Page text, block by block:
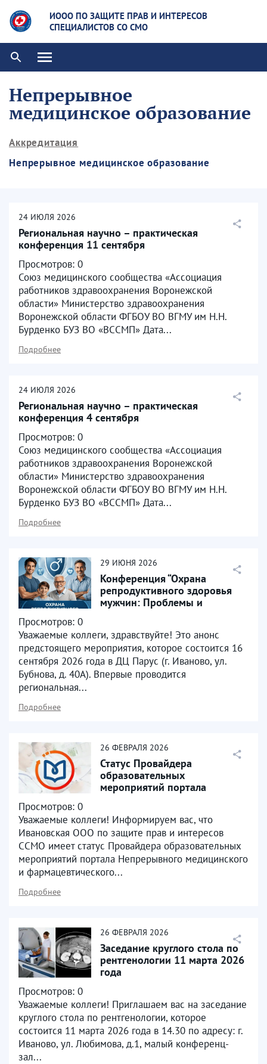
ИООО ПО ЗАЩИТЕ ПРАВ И ИНТЕРЕСОВ
СПЕЦИАЛИСТОВ СО СМО
Непрерывное
медицинское образование
Аккредитация
Непрерывное медицинское образование
24 ИЮЛЯ 2026
Региональная научно – практическая
конференция 11 сентября
Просмотров: 0
Союз медицинского сообщества «Ассоциация
работников здравоохранения Воронежской
области» Министерство здравоохранения
Воронежской области ФГБОУ ВО ВГМУ им Н.Н.
Бурденко БУЗ ВО «ВССМП» Дата...
Подробнее
24 ИЮЛЯ 2026
Региональная научно – практическая
конференция 4 сентября
Просмотров: 0
Союз медицинского сообщества «Ассоциация
работников здравоохранения Воронежской
области» Министерство здравоохранения
Воронежской области ФГБОУ ВО ВГМУ им Н.Н.
Бурденко БУЗ ВО «ВССМП» Дата...
Подробнее
29 ИЮНЯ 2026
Конференция “Охрана
репродуктивного здоровья
мужчин: Проблемы и
Просмотров: 0
Уважаемые коллеги, здравствуйте! Это анонс
предстоящего мероприятия, которое состоится 16
сентября 2026 года в ДЦ Парус (г. Иваново, ул.
Бубнова, д. 40А). Впервые проводится
региональная...
Подробнее
26 ФЕВРАЛЯ 2026
Статус Провайдера
образовательных
мероприятий портала
Просмотров: 0
Уважаемые коллеги! Информируем вас, что
Ивановская ООО по защите прав и интересов
ССМО имеет статус Провайдера образовательных
мероприятий портала Непрерывного медицинского
и фармацевтического...
Подробнее
26 ФЕВРАЛЯ 2026
Заседание круглого стола по
рентгенологии 11 марта 2026
года
Просмотров: 0
Уважаемые коллеги! Приглашаем вас на заседание
круглого стола по рентгенологии, которое
состоится 11 марта 2026 года в 14.30 по адресу: г.
Иваново, ул. Любимова, д.1, малый конференц-
зал...